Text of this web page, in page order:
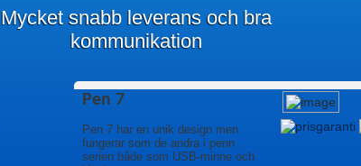
Mycket snabb leverans och bra
kommunikation
Pen 7
Pen 7 har en unik design men
fungerar som de andra i penn
serien både som USB-minne och